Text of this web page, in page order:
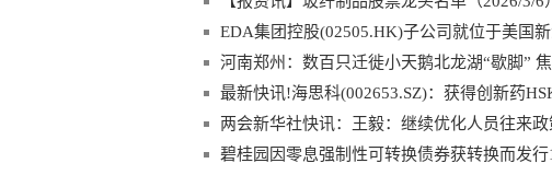
EDA集团控股(02505.HK)子公司就位于美国
河南郑州：数百只迁徙小天鹅北龙湖“歇脚”
最新快讯!海思科(002653.SZ)：获得创新药
两会新华社快讯：王毅：继续优化人员往来
碧桂园因零息强制性可转换债券获转换而发行